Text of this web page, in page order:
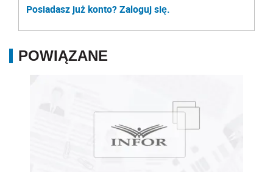
Posiadasz już konto? Zaloguj się.
POWIĄZANE